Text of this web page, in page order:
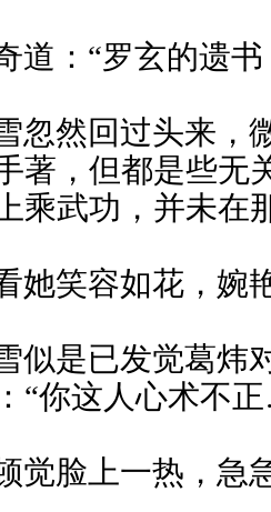
道：“罗玄的遗书
忽然回过头来，
著，但都是些无
乘武功，并未
她笑容如花，婉
似是已发觉葛炜
“你这人心术不
觉脸上一热，急